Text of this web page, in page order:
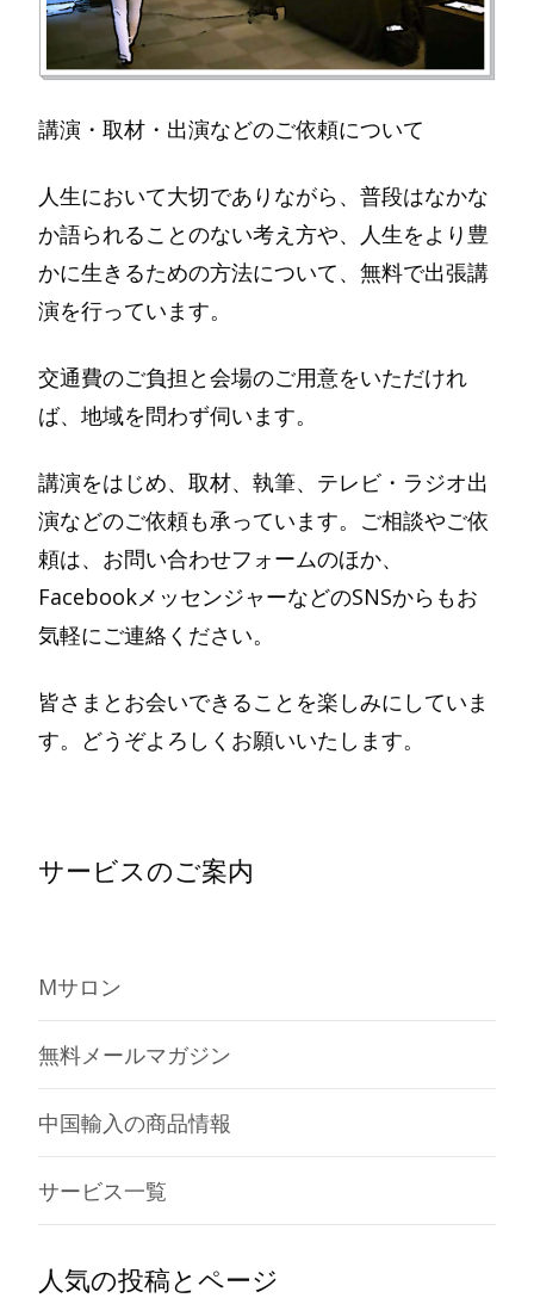
講演・取材・出演などのご依頼について
人生において大切でありながら、普段はなかな
か語られることのない考え方や、人生をより豊
かに生きるための方法について、無料で出張講
演を行っています。
交通費のご負担と会場のご用意をいただけれ
ば、地域を問わず伺います。
講演をはじめ、取材、執筆、テレビ・ラジオ出
演などのご依頼も承っています。ご相談やご依
頼は、お問い合わせフォームのほか、
FacebookメッセンジャーなどのSNSからもお
気軽にご連絡ください。
皆さまとお会いできることを楽しみにしていま
す。どうぞよろしくお願いいたします。
サービスのご案内
Mサロン
無料メールマガジン
中国輸入の商品情報
サービス一覧
人気の投稿とページ